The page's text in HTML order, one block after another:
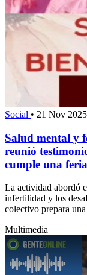
Social • 21 Nov 2025
Salud mental y
reunió
cumple una
La actividad abordó
infertilidad y los
colectivo prepara
Multimedia